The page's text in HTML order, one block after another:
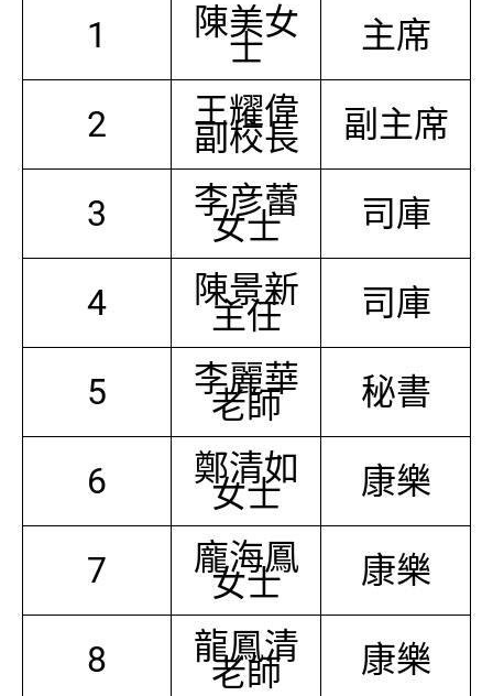
1
陳美女
士 主席
2 王耀偉
副校長 副主席
3 李彦蕾
女士 司庫
4 陳景新
主任 司庫
5 李麗華
老師 秘書
6 鄭清如
女士 康樂
7 龐海鳳
女士 康樂
8 龍鳳清
老師 康樂